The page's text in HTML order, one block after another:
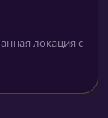
локация с